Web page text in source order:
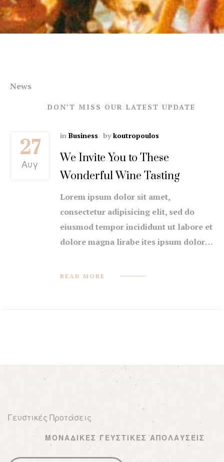
News
DON’T MISS OUR LATEST UPDATE
27
Αυγ
in Business bykoutropoulos
Top 10 Greatest Outdoor
Activities that Kids Love!
Lorem ipsum dolor sit amet,
consectetur adipisicing elit, sed do
eiusmod tempor incididunt ut labore et
dolore magna lirabe ites ipsum dolor
READ MORE
Γευστικές Προτάσεις
ΜΟΝΑΔΙΚΕΣ ΓΕΥΣΤΙΚΕΣ ΑΠΟΛΑΥΣΕΙΣ